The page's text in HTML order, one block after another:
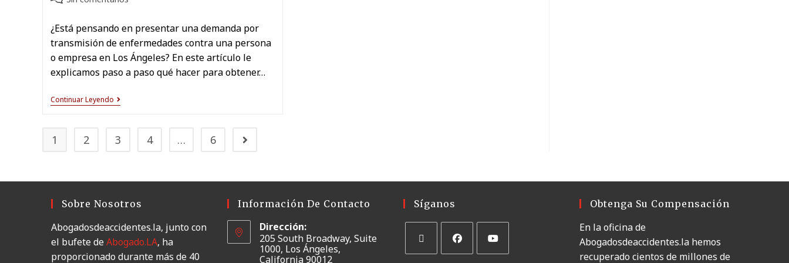
¿Está pensando en presentar una demanda por
transmisión de enfermedades contra una persona
o empresa en Los Ángeles? En este artículo le
explicamos paso a paso qué hacer para obtener…
Continuar Leyendo
1 2 3 4 … 6
Sobre Nosotros
Abogadosdeaccidentes.la, junto con
el bufete deAbogado.LA, ha
proporcionado durante más de 40
Información De Contacto
Dirección:
205 South Broadway, Suite
1000, Los Ángeles,
California 90012
Síganos Obtenga Su Compensación
En la oficina de
Abogadosdeaccidentes.la hemos
recuperado cientos de millones de